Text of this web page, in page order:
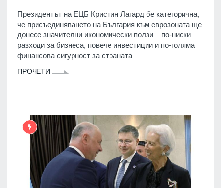
Президентът на ЕЦБ Кристин Лагард бе категорична,
че присъединяването на България към еврозоната ще
донесе значителни икономически ползи – по-ниски
разходи за бизнеса, повече инвестиции и по-голяма
финансова сигурност за страната
ПРОЧЕТИ